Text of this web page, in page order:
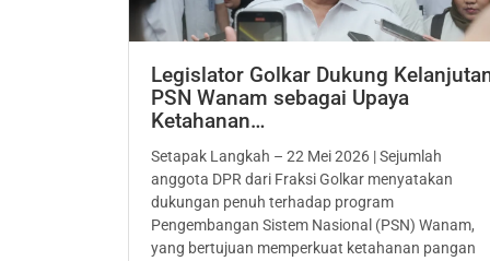
Legislator Golkar Dukung
PSN Wanam sebagai Upaya
Ketahanan…
Setapak Langkah – 22 Mei 2026 | Sejumlah
anggota DPR dari Fraksi Golkar menyatakan
dukungan penuh terhadap program
Pengembangan Sistem Nasional (PSN) Wanam,
yang bertujuan memperkuat ketahanan pangan